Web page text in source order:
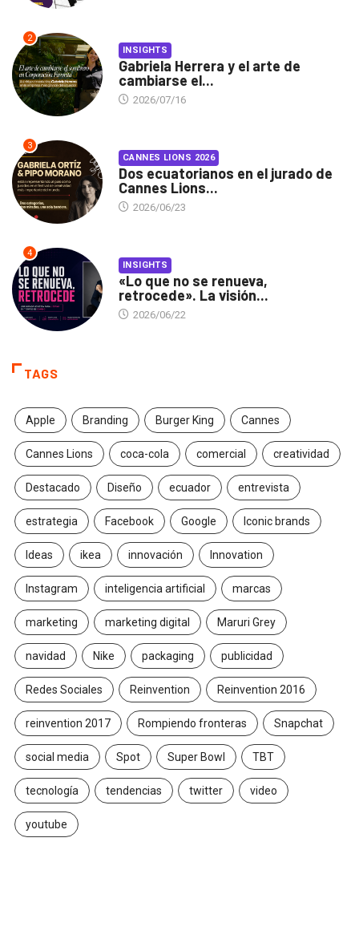
2
INSIGHTS
Gabriela Herrera y el arte de
cambiarse el...
2026/07/16
3
CANNES LIONS 2026
Dos ecuatorianos en el jurado de
Cannes Lions...
2026/06/23
4
INSIGHTS
«Lo que no se renueva,
retrocede». La visión...
2026/06/22
TAGS
Apple Branding Burger King Cannes
Cannes Lions coca-cola comercial creatividad
Destacado Diseño ecuador entrevista
estrategia Facebook Google Iconic brands
Ideas ikea innovación Innovation
Instagram inteligencia artificial marcas
marketing marketing digital Maruri Grey
navidad Nike packaging publicidad
Redes Sociales Reinvention Reinvention 2016
reinvention 2017 Rompiendo fronteras Snapchat
social media Spot Super Bowl TBT
tecnología tendencias twitter video
youtube